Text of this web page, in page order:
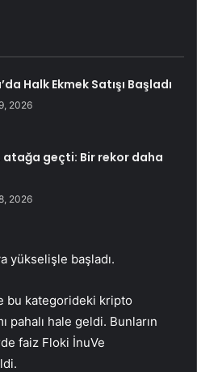
Halk Ekmek Satışı Başladı
2026
atağa geçti: Bir rekor daha
2026
yükselişle başladı.
bu kategorideki kripto
pahalı hale geldi. Bunların
faiz Floki İnuVe